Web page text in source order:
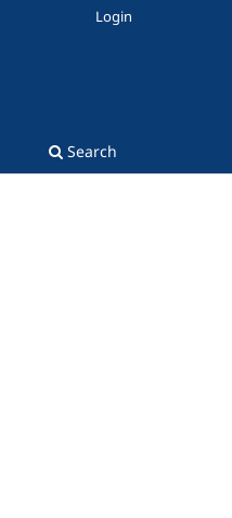
Search
Login